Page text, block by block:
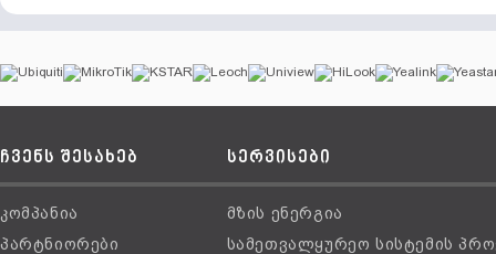
ჩვენს შესახებ
კომპანია
პარტნიორები
სერვისები
მზის ენერგია
სამეთვალყურეო სისტემის